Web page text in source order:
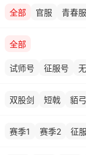
全部 官服 青春服
全部
试师号 征服号 无
双股剑 短戟 貊弓
赛季1 赛季2 征